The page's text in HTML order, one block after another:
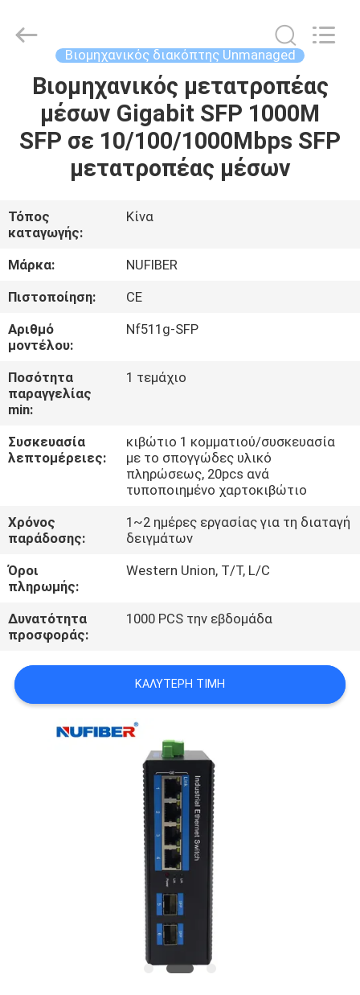
ΣΠΊΤΙ
ΠΡΟΪΌΝΤΑ
ΠΕΡΊΠΟΥ
ΕΜΕΊΣ
ΓΎΡΟΣ
ΕΡΓΟΣΤΑΣΊΩΝ
ΠΟΙΟΤΙΚΌΣ
ΈΛΕΓΧΟΣ
ΕΛΆΤΕ
ΜΕ
ΕΙΔΉΣΕΙΣ
ΖΗΤΉΣΤΕ
ΈΝΑ
ΑΠΌΣΠΑΣΜΑ
SITEMAP
Technology
Co.,Ltd.
Developed
Βιομηχανικός διακόπτης Unmanaged
Βιομηχανικός μετατροπέας
μέσων Gigabit SFP 1000M
SFP σε 10/100/1000Mbps SFP
μετατροπέας μέσων
Τόπος
καταγωγής:
Κίνα
Μάρκα:
NUFIBER
Πιστοποίηση:
CE
Αριθμό
μοντέλου:
Nf511g-SFP
Ποσότητα
παραγγελίας
min:
1 τεμάχιο
Συσκευασία
λεπτομέρειες:
κιβώτιο 1 κομματιού/συσκευασία
με το σπογγώδες υλικό
πληρώσεως, 20pcs ανά
τυποποιημένο χαρτοκιβώτιο
Χρόνος
παράδοσης:
1~2 ημέρες εργασίας για τη διαταγή
δειγμάτων
Όροι
πληρωμής:
Western Union, T/T, L/C
Δυνατότητα
προσφοράς:
1000 PCS την εβδομάδα
ΚΑΛΎΤΕΡΗ ΤΙΜΉ